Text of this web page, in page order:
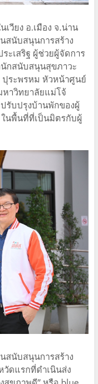
วียง อ.เมือง จ.น่าน
สนับสนุนการสร้าง
ะเสริฐ ผู้ช่วยผู้จัดการ
กสนับสนุนสุขภาวะ
ปุระพรหม หัวหน้าศูนย์
าวิทยาลัยแม่โจ้
รับปรุงบ้านพักของผู้
นพื้นที่ที่เป็นมิตรกับผู้
สนับสนุนการสร้าง
วัดแรกที่ดำเนินส่ง